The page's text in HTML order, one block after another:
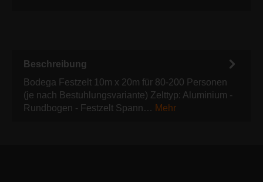
Beschreibung
Bodega Festzelt 10m x 20m für 80-200 Personen
(je nach Bestuhlungsvariante) Zelttyp: Aluminium -
Rundbogen - Festzelt Spann… Mehr